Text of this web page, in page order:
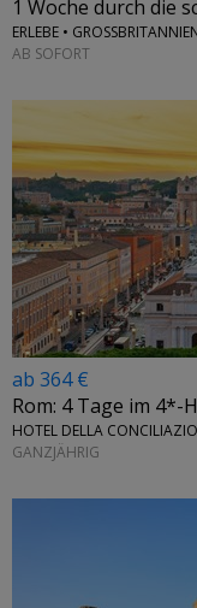
1 Woche durch die
ERLEBE • GROSSBRITANNIEN
AB SOFORT
ab 364 €
Rom: 4 Tage im 4*-
HOTEL DELLA
GANZJÄHRIG